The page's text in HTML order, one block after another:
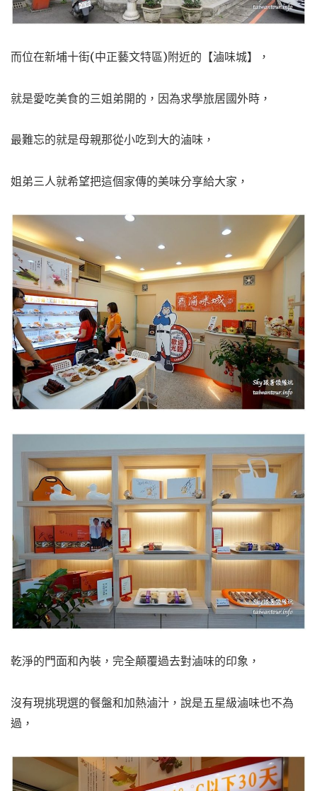
而位在新埔十街(中正藝文特區)附近的【滷味城】，
就是愛吃美食的三姐弟開的，因為求學旅居國外時，
最難忘的就是母親那從小吃到大的滷味，
姐弟三人就希望把這個家傳的美味分享給大家，
乾淨的門面和內裝，完全顛覆過去對滷味的印象，
沒有現挑現選的餐盤和加熱滷汁，說是五星級滷味也不為
過，